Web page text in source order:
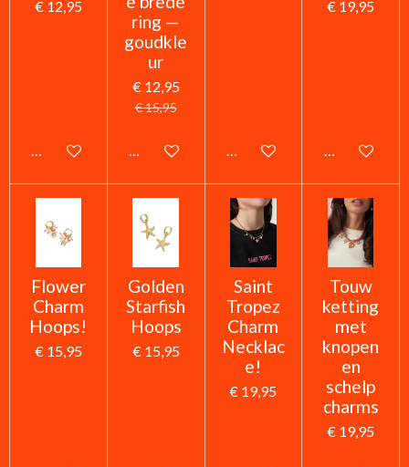
€ 12,95
In winkelwagen
ring —
goudkle
ur
€ 12,95
€ 15,95
In winkelwagen In winkelwagen
€ 19,95
In
Flower
Charm
Hoops!
€ 15,95
Golden
Starfish
Hoops
€ 15,95
Saint
Tropez
Charm
Necklac
e!
€ 19,95
Touw
ketting
met
knopen
en
schelp
charms
€ 19,95